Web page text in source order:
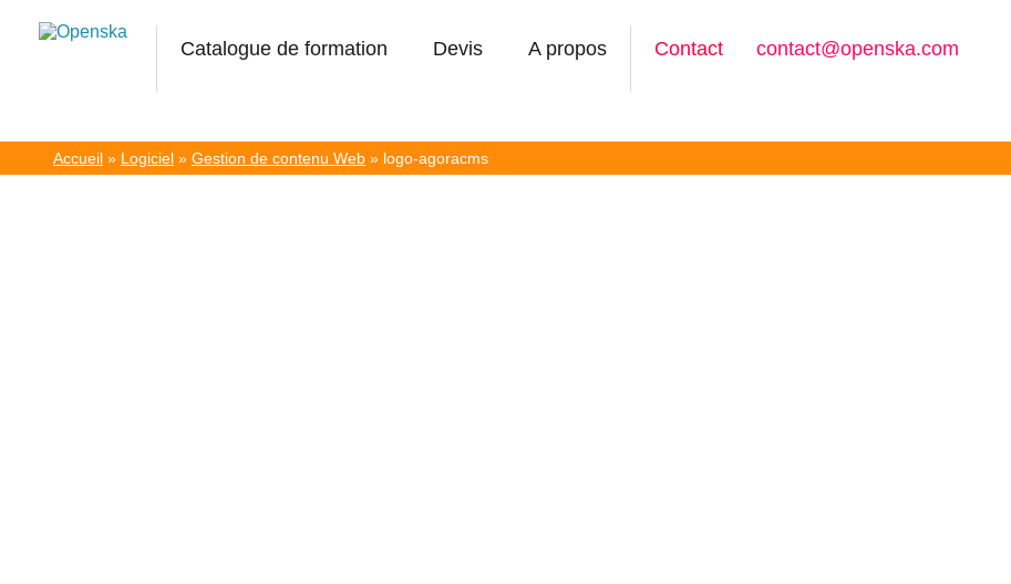
Catalogue de formation Devis A propos Contact contact@openska.com
Accueil » Logiciel » Gestion de contenu Web » logo-agoracms